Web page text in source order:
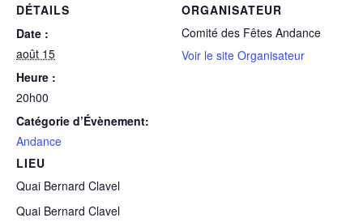
DÉTAILS
Date :
août 15
Heure :
20h00
Catégorie d’Évènement:
Andance
LIEU
Quai Bernard Clavel
Quai Bernard Clavel
ORGANISATEUR
Comité des Fêtes Andance
Voir le site Organisateur